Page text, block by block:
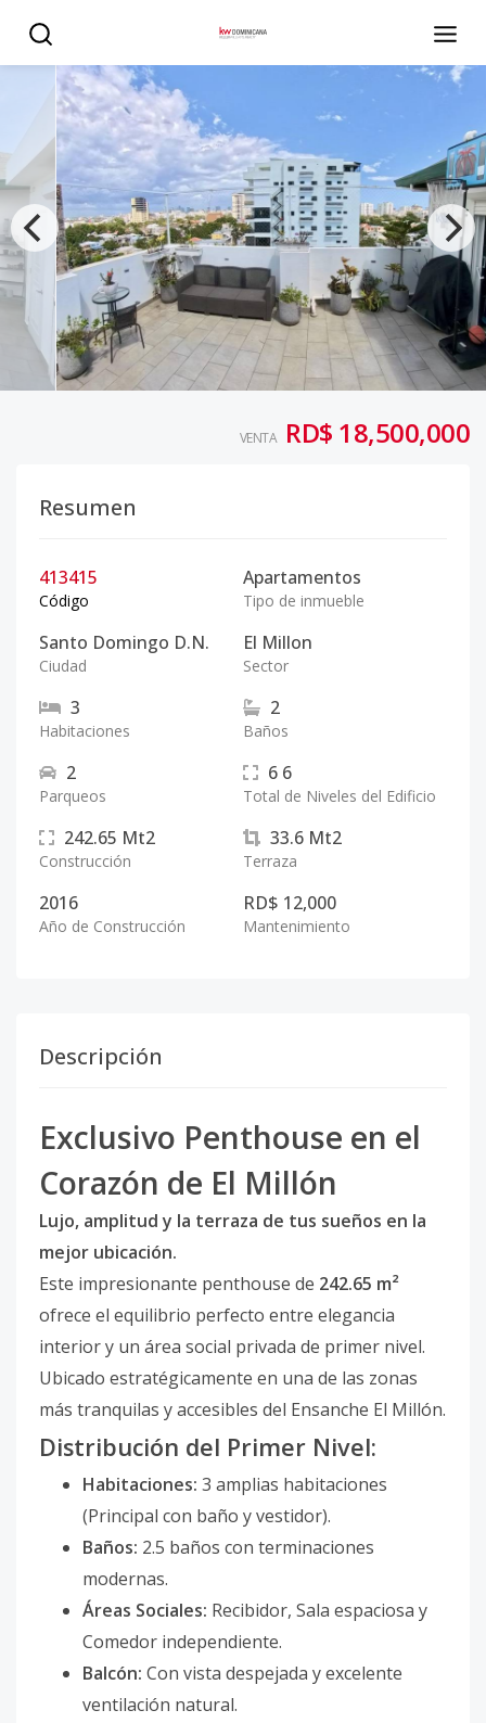
VENTA RD$ 18,500,000
Resumen
413415
Código
Apartamentos
Tipo de inmueble
Santo Domingo D.N.
Ciudad
El Millon
Sector
3
Habitaciones
2
Baños
2
Parqueos
6 6
Total de Niveles del Edificio
242.65 Mt2
Construcción
33.6 Mt2
Terraza
2016
Año de Construcción
RD$ 12,000
Mantenimiento
Descripción
Exclusivo Penthouse en el
Corazón de El Millón
Lujo, amplitud y la terraza de tus sueños en la
mejor ubicación.
Este impresionante penthouse de 242.65 m²
ofrece el equilibrio perfecto entre elegancia
interior y un área social privada de primer nivel.
Ubicado estratégicamente en una de las zonas
más tranquilas y accesibles del Ensanche El Millón.
Distribución del Primer Nivel:
Habitaciones: 3 amplias habitaciones
(Principal con baño y vestidor).
Baños: 2.5 baños con terminaciones
modernas.
Áreas Sociales: Recibidor, Sala espaciosa y
Comedor independiente.
Balcón: Con vista despejada y excelente
ventilación natural.